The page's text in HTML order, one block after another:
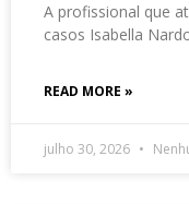
A profissional que
casos Isabella
READ MORE »
julho 30, 2026